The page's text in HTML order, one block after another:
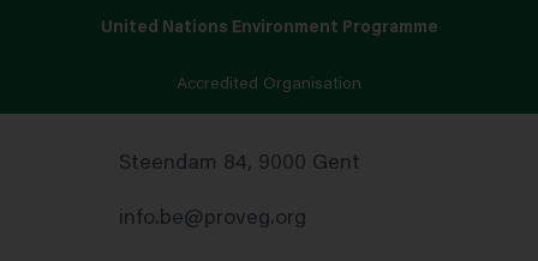
United Nations Environment Programme
Accredited Organisation
Steendam 84, 9000 Gent
info.be@proveg.org